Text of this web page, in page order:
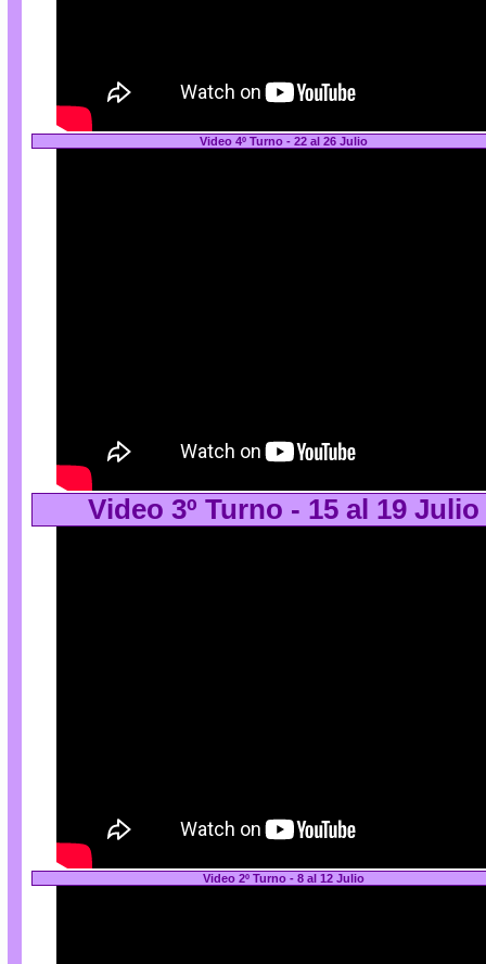
Video 4º Turno - 22 al 26 Julio
Video 3º Turno - 15 al 19 Julio
Video 2º Turno - 8 al 12 Julio